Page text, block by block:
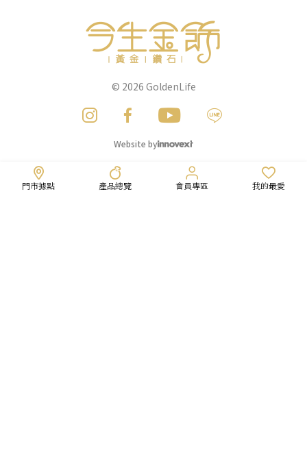
門市據點 產品總覽 會員專區 我的最愛
© 2026 GoldenLife
Website by